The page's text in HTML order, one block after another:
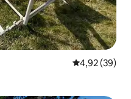
Évaluation
4,92 (39)